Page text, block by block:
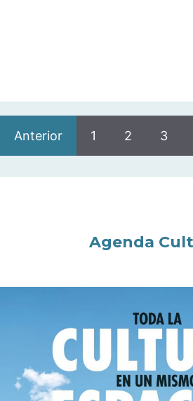
Anterior 1 2 3
Agenda